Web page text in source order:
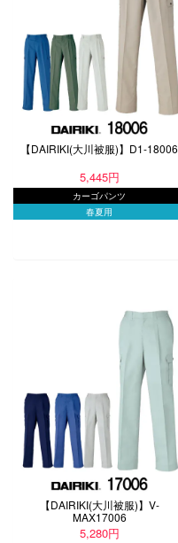
【DAIRIKI(大川被服)】D1-18006
5,445円
カーゴパンツ
春夏用
【DAIRIKI(大川被服)】V-
MAX17006
5,280円